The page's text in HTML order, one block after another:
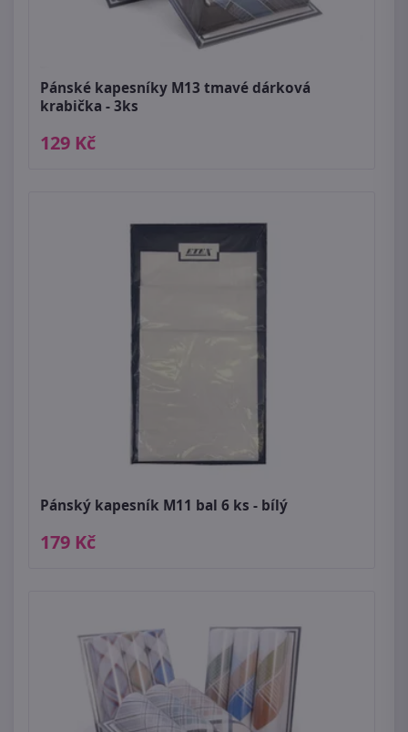
Pánské kapesníky M13 tmavé dárková
krabička - 3ks
129 Kč
Pánský kapesník M11 bal 6 ks - bílý
179 Kč